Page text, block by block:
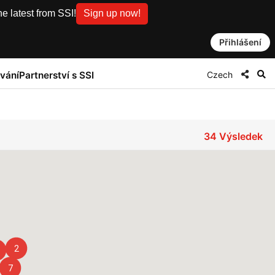
latest from SSI! Sign up now!
Přihlášení
Partnerství s SSI Czech
2
7
34 Výsledek